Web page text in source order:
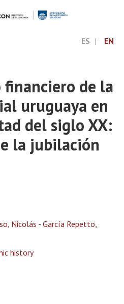
ES EN
financiero de la
uruguaya en
del siglo XX:
la jubilación
Nicolás - García Repetto,
history